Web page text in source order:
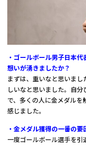
・ゴールボール男子日本
想いが湧きましたか？
まずは、重いなと思いま
しいなと思いました。自
で、多くの人に金メダルを
感じました。
・金メダル獲得の一番の
一度ゴールボール選手を